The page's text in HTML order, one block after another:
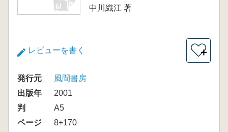
中川織江 著
レビューを書く ＋
発行元
風間書房
出版年
2001
判
A5
ページ
8+170